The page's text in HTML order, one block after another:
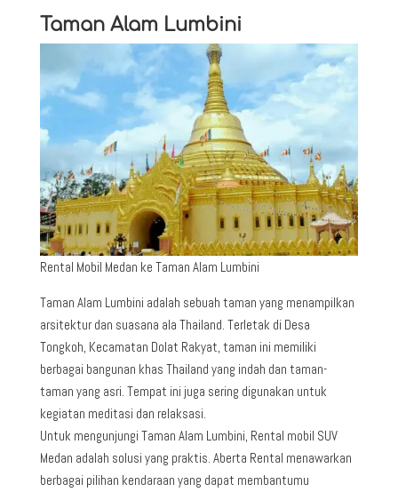
Taman Alam Lumbini
Rental Mobil Medan ke Taman Alam Lumbini
Taman Alam Lumbini adalah sebuah taman yang menampilkan
arsitektur dan suasana ala Thailand. Terletak di Desa
Tongkoh, Kecamatan Dolat Rakyat, taman ini memiliki
berbagai bangunan khas Thailand yang indah dan taman-
taman yang asri. Tempat ini juga sering digunakan untuk
kegiatan meditasi dan relaksasi.
Untuk mengunjungi Taman Alam Lumbini, Rental mobil SUV
Medan adalah solusi yang praktis. Aberta Rental menawarkan
berbagai pilihan kendaraan yang dapat membantumu